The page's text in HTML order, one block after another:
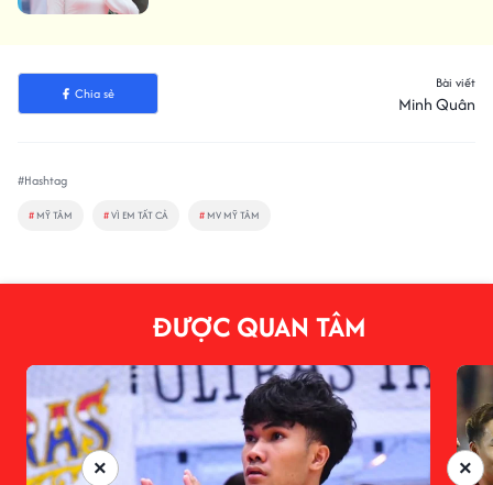
Chia sẻ
Bài viết
Minh Quân
#Hashtag
# MỸ TÂM #VÌ EM TẤT CẢ # MV MỸ TÂM
ĐƯỢC QUAN TÂM
×
×